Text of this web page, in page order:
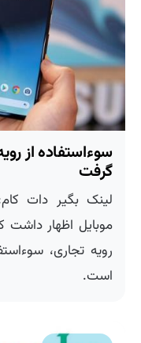
سوءاستفاده از
گرفت
لینک بگیر دات
موبایل اظهار
رویه تجاری،
است.